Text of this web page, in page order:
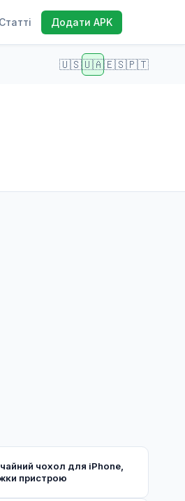
Статті Додати APK
🇺🇸🇺🇦🇪🇸🇵🇹
чохол для iPhone,
пристрою